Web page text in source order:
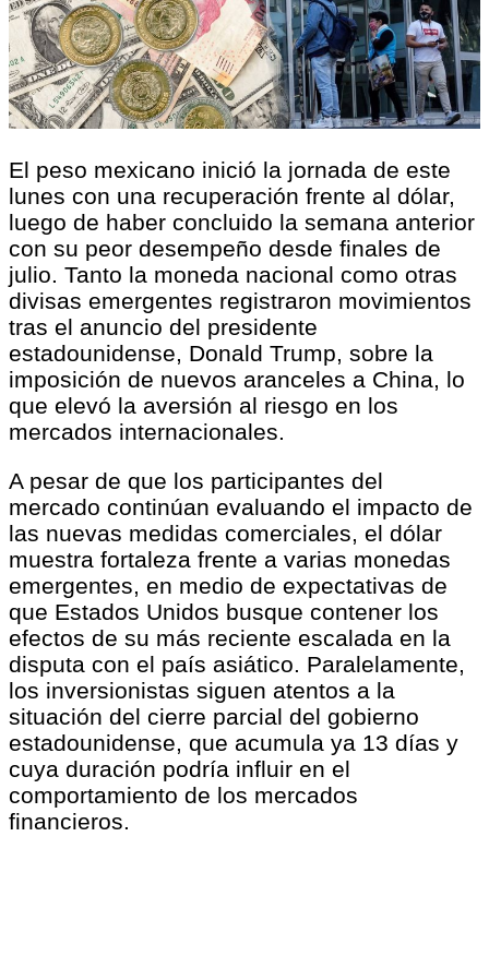
El peso mexicano inició la jornada de este
lunes con una recuperación frente al dólar,
luego de haber concluido la semana anterior
con su peor desempeño desde finales de
julio. Tanto la moneda nacional como otras
divisas emergentes registraron movimientos
tras el anuncio del presidente
estadounidense, Donald Trump, sobre la
imposición de nuevos aranceles a China, lo
que elevó la aversión al riesgo en los
mercados internacionales.
A pesar de que los participantes del
mercado continúan evaluando el impacto de
las nuevas medidas comerciales, el dólar
muestra fortaleza frente a varias monedas
emergentes, en medio de expectativas de
que Estados Unidos busque contener los
efectos de su más reciente escalada en la
disputa con el país asiático. Paralelamente,
los inversionistas siguen atentos a la
situación del cierre parcial del gobierno
estadounidense, que acumula ya 13 días y
cuya duración podría influir en el
comportamiento de los mercados
financieros.